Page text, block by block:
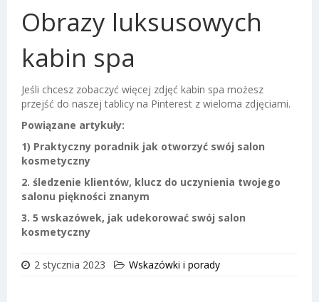
Obrazy luksusowych
kabin spa
Jeśli chcesz zobaczyć więcej zdjęć kabin spa możesz
przejść do naszej tablicy na Pinterest z wieloma zdjęciami.
Powiązane artykuły:
1) Praktyczny poradnik jak otworzyć swój salon
kosmetyczny
2. śledzenie klientów, klucz do uczynienia twojego
salonu piękności znanym
3. 5 wskazówek, jak udekorować swój salon
kosmetyczny
2 stycznia 2023 Wskazówki i porady